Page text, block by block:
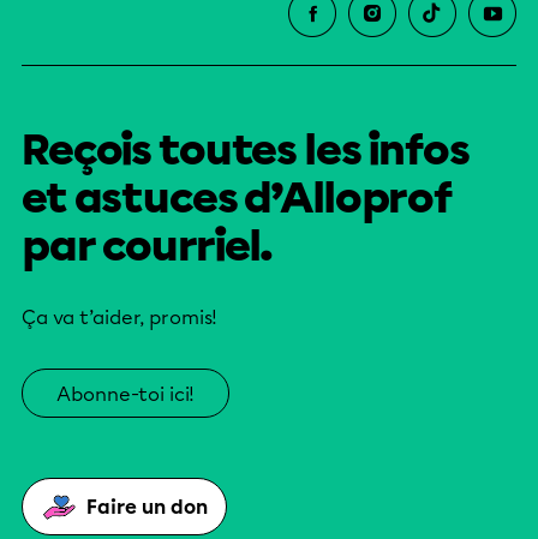
Reçois toutes les infos
et astuces d’Alloprof
par courriel.
Ça va t’aider, promis!
Abonne-toi ici!
Faire un don